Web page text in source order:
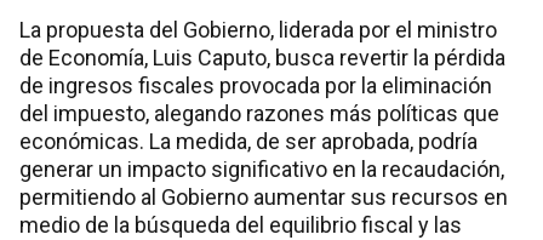
La propuesta del Gobierno, liderada por el ministro
de Economía, Luis Caputo, busca revertir la pérdida
de ingresos fiscales provocada por la eliminación
del impuesto, alegando razones más políticas que
económicas. La medida, de ser aprobada, podría
generar un impacto significativo en la recaudación,
permitiendo al Gobierno aumentar sus recursos en
medio de la búsqueda del equilibrio fiscal y las